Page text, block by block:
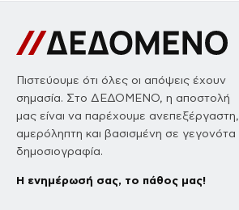
Πιστεύουμε ότι όλες οι απόψεις έχουν
σημασία. Στο ΔΕΔΟΜΕΝΟ, η αποστολή
μας είναι να παρέχουμε ανεπεξέργαστη,
αμερόληπτη και βασισμένη σε γεγονότα
δημοσιογραφία.
Η ενημέρωσή σας, το πάθος μας!